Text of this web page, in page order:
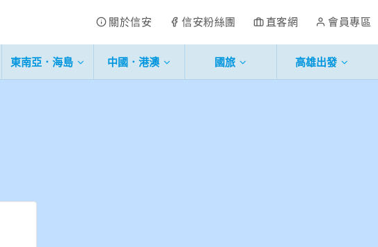
關於信安 信安粉絲團 直客網 會員專區
東南亞．海島 中國．港澳 國旅 高雄出發